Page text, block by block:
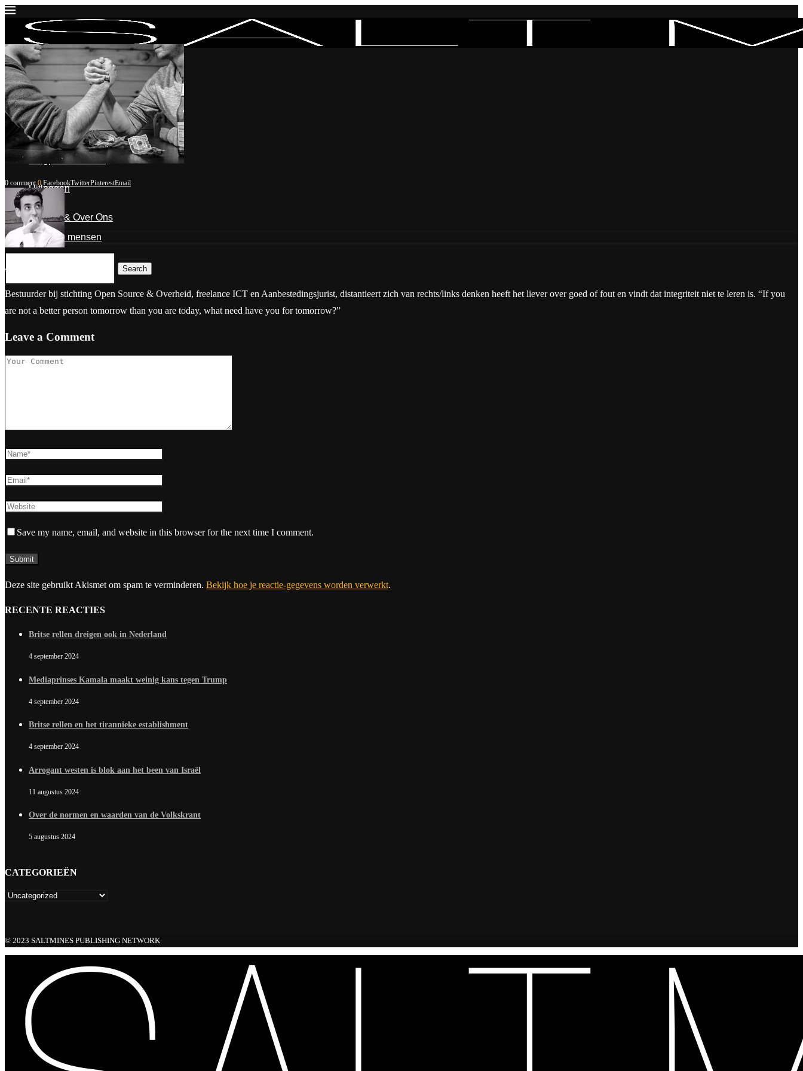
Mijn account
Mijn blogposts
Blogpost indienen
Uitloggen
Contact & Over Ons
De mensen
Search
0 comment 0 FacebookTwitterPinterestEmail
Ahmed Aarad
Bestuurder bij stichting Open Source & Overheid, freelance ICT en Aanbestedingsjurist, distantieert zich van rechts/links denken heeft het liever over goed of fout en vindt dat integriteit niet te leren is. “If you
are not a better person tomorrow than you are today, what need have you for tomorrow?”
Leave a Comment
Save my name, email, and website in this browser for the next time I comment.
Deze site gebruikt Akismet om spam te verminderen. Bekijk hoe je reactie-gegevens worden verwerkt.
RECENTE REACTIES
Britse rellen dreigen ook in Nederland
4 september 2024
Mediaprinses Kamala maakt weinig kans tegen Trump
4 september 2024
Britse rellen en het tirannieke establishment
4 september 2024
Arrogant westen is blok aan het been van Israël
11 augustus 2024
Over de normen en waarden van de Volkskrant
5 augustus 2024
CATEGORIEËN
© 2023 SALTMINES PUBLISHING NETWORK